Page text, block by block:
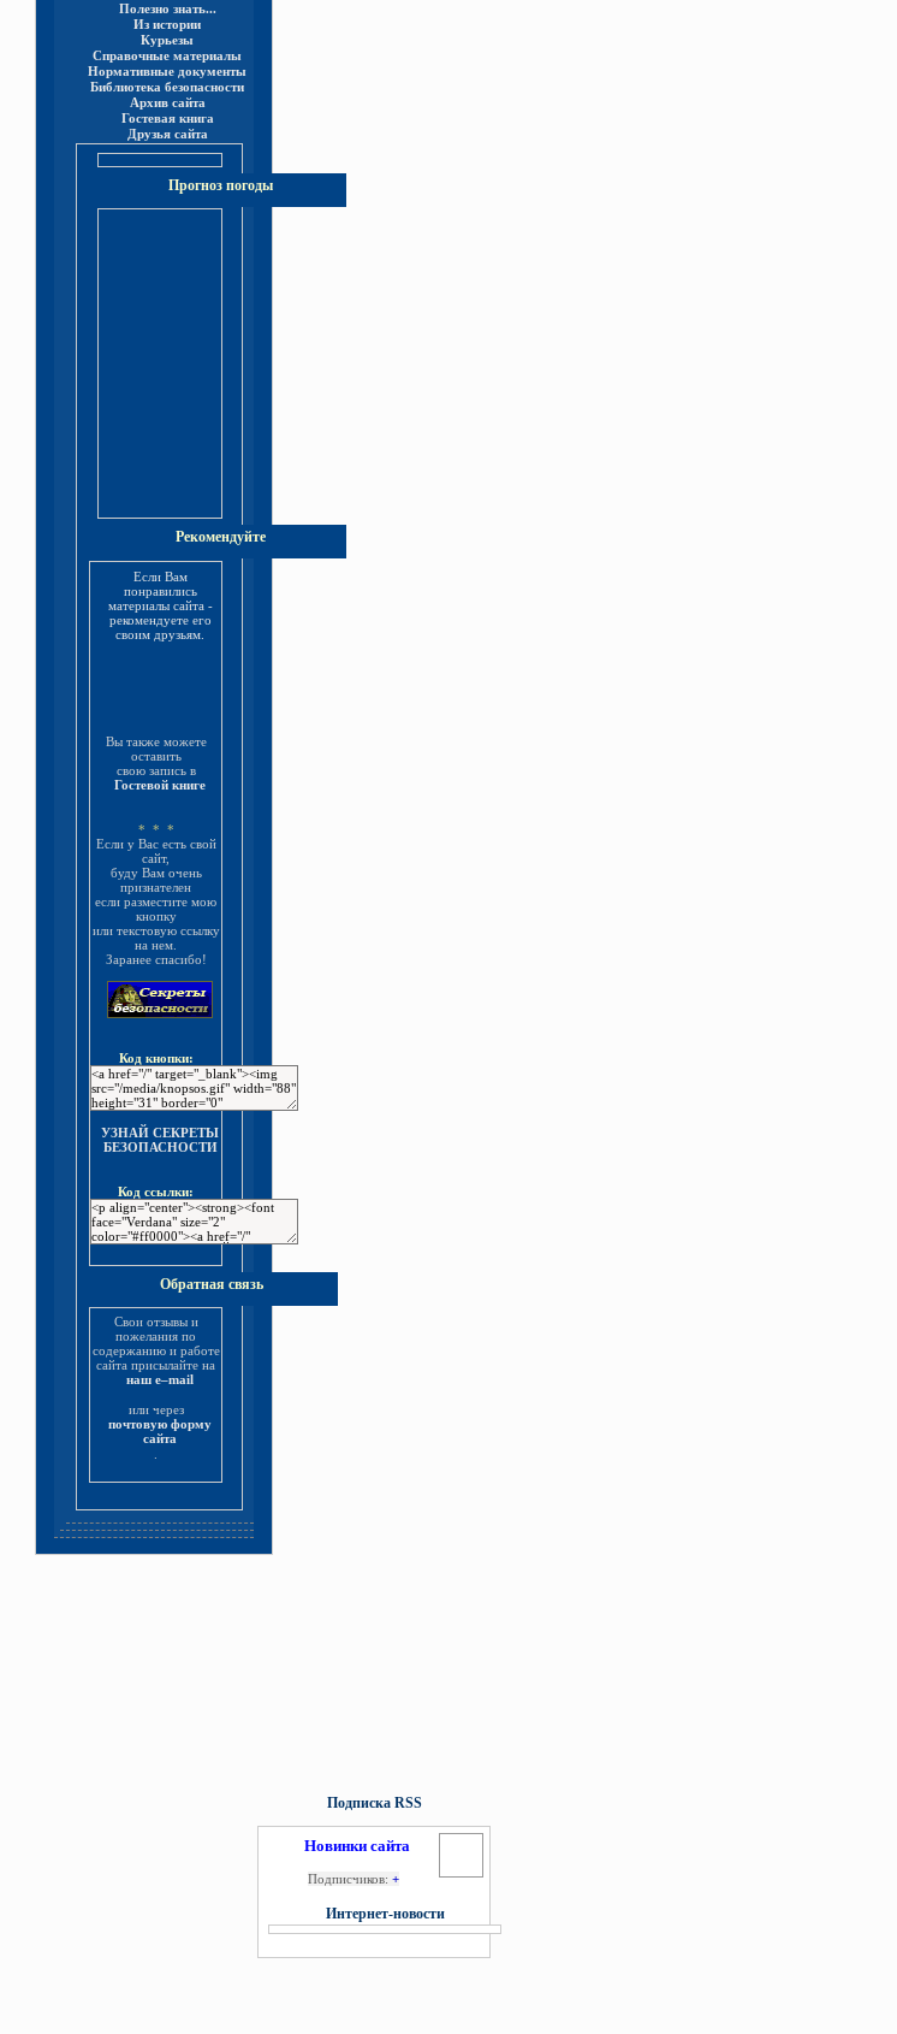
Полезно знать...
Из истории
Курьезы
Справочные материалы
Нормативные документы
Библиотека безопасности
Архив сайта
Гостевая книга
Друзья сайта
Прогноз погоды
Рекомендуйте
Если Вам
понравились
материалы сайта -
рекомендуете его
своим друзьям.
Вы также можете
оставить
свою запись в
Гостевой книге
* * *
Если у Вас есть свой
сайт,
буду Вам очень
признателен
если разместите мою
кнопку
или текстовую ссылку
на нем.
Заранее спасибо!
Код кнопки:
УЗНАЙ СЕКРЕТЫ
БЕЗОПАСНОСТИ
Код ссылки:
Обратная связь
Свои отзывы и
пожелания по
содержанию и работе
сайта присылайте на
наш e–mail
или через
почтовую форму
сайта
Подписка RSS
Новинки сайта
Подписчиков: +
Интернет-новости